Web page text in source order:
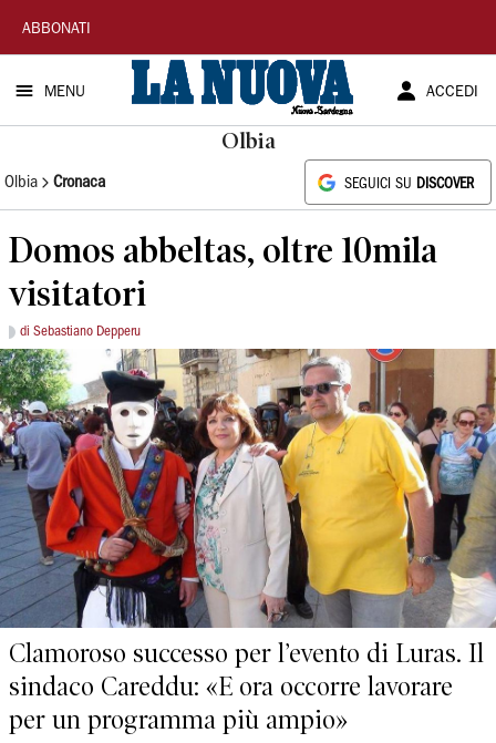
La
Nuova
Sardegna
ABBONATI
MENU ACCEDI
Olbia
Olbia Cronaca SEGUICI SU DISCOVER
Domos abbeltas, oltre 10mila
visitatori
di Sebastiano Depperu
Clamoroso successo per l’evento di Luras. Il
sindaco Careddu: «E ora occorre lavorare
per un programma più ampio»